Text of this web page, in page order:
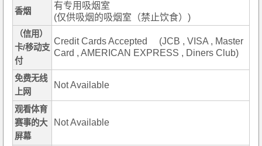
香烟
有专用吸烟室
(仅供吸烟的吸烟室（禁止饮食）)
（信用）
卡/移动支
付
Credit Cards Accepted (JCB , VISA , Master
Card , AMERICAN EXPRESS , Diners Club)
免费无线
上网
Not Available
观看体育
赛事的大
屏幕
Not Available